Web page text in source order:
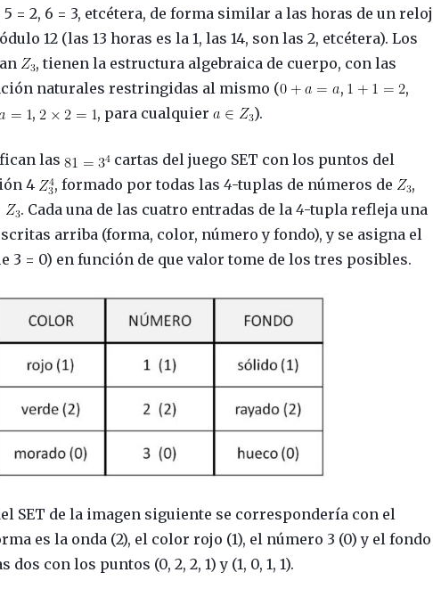
5 = 2, 6 = 3, etcétera, de forma similar a las horas de un reloj
12 (las 13 horas es la 1, las 14, son las 2, etcétera). Los
, tienen la estructura algebraica de cuerpo, con las
naturales restringidas al mismo (
,
,
, , para cualquier ).
las
cartas del juego SET con los puntos del
4
, formado por todas las4-tuplas de números de
,
. Cada una de las cuatro entradas de la4-tupla refleja una
arriba (forma, color, número y fondo), y se asigna el
3 = 0) en función de que valor tome de los tres posibles.
SET de la imagen siguiente se correspondería con el
es la onda (2), el color rojo (1), el número 3 (0) y el fondo
con los puntos (0, 2, 2, 1) y (1, 0, 1, 1).